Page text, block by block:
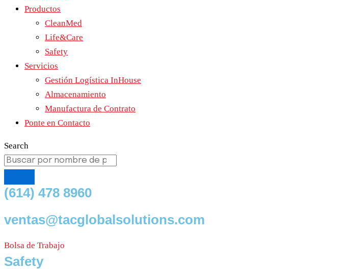
Productos
CleanMed
Life&Care
Safety
Servicios
Gestión Logística InHouse
Almacenamiento
Manufactura de Contrato
Ponte en Contacto
Search
(614) 478 8960
ventas@tacglobalsolutions.com
Bolsa de Trabajo
Safety